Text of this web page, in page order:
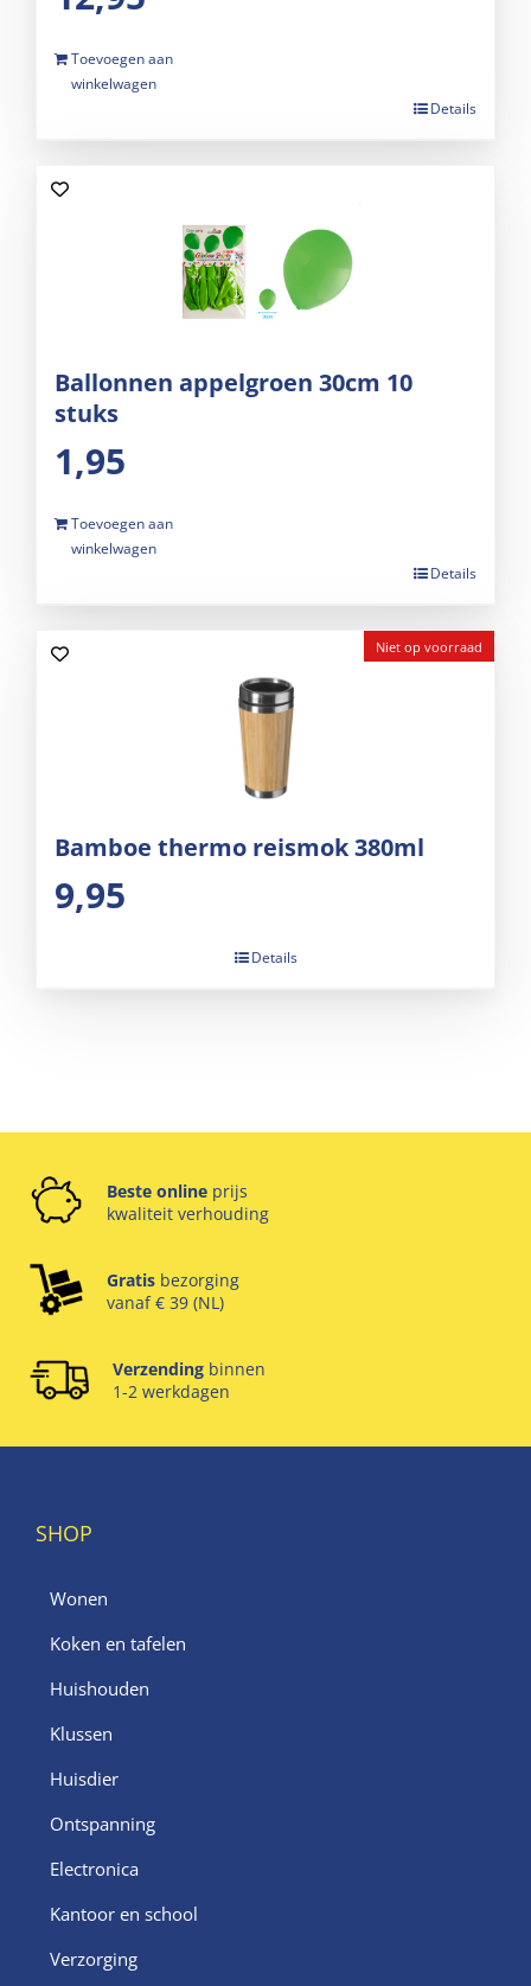
Toevoegen aan
winkelwagen
Details
Ballonnen appelgroen 30cm 10
stuks
1,95
Toevoegen aan
winkelwagen
Details
Niet op voorraad
Bamboe thermo reismok 380ml
9,95
Details
Beste online prijs
kwaliteit verhouding
Gratis bezorging
vanaf € 39 (NL)
Verzending binnen
1-2 werkdagen
SHOP
Wonen
Koken en tafelen
Huishouden
Klussen
Huisdier
Ontspanning
Electronica
Kantoor en school
Verzorging